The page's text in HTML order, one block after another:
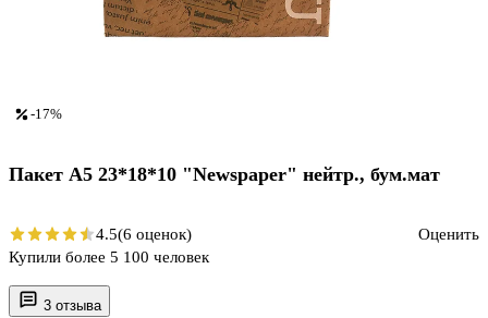
3 отзыва
-17%
Пакет А5 23*18*10 "Newspaper" нейтр., бум.мат
4.5(6 оценок)
Оценить
Купили более 5 100 человек